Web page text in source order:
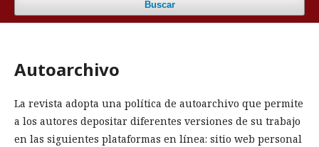
Buscar
Autoarchivo
La revista adopta una política de autoarchivo que permite
a los autores depositar diferentes versiones de su trabajo
en las siguientes plataformas en línea: sitio web personal